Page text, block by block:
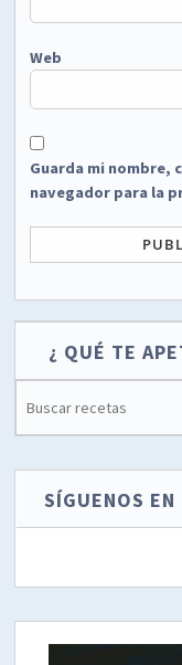
Web
Guarda mi nombre,
navegador para la
¿ QUÉ TE
SÍGUENOS EN